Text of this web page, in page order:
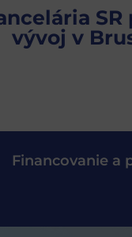
vývoj v
Financovanie a